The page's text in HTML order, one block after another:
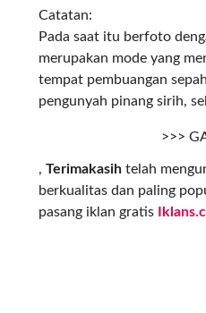
Catatan:
Pada saat itu berfoto
merupakan mode yang
tempat pembuangan
pengunyah pinang sirih,
>>>
, Terimakasihtelah
berkualitas dan paling
pasang iklan gratis